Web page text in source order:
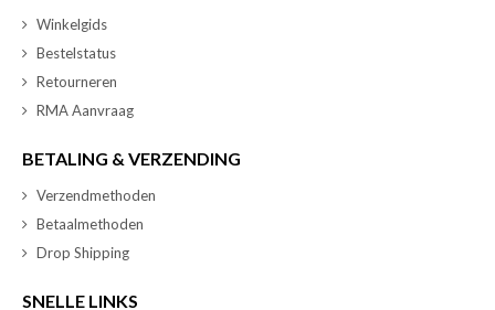
Winkelgids
Bestelstatus
Retourneren
RMA Aanvraag
BETALING & VERZENDING
Verzendmethoden
Betaalmethoden
Drop Shipping
SNELLE LINKS